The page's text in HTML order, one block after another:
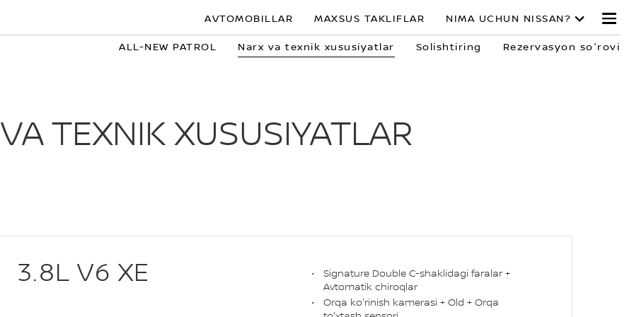
AVTOMOBILLAR MAXSUS TAKLIFLAR NIMA UCHUN NISSAN?
ALL-NEW PATROL Narx va texnik xususiyatlar Solishtiring Rezervasyon so'rovi
TEXNIK XUSUSIYATLAR
3.8L V6 XE
Signature Double C-shaklidagi faralar +
Avtomatik chiroqlar
Orqa ko'rinish kamerasi + Old + Orqa